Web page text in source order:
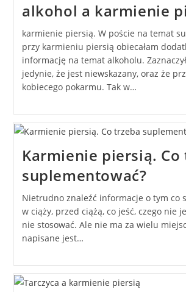
alkohol a karmienie
karmienie piersią. W poście na temat
przy karmieniu piersią obiecałam
informację na temat alkoholu.
jedynie, że jest niewskazany, oraz że
kobiecego pokarmu. Tak w…
Karmienie piersią. Co
suplementować?
Nietrudno znaleźć informacje o tym co
w ciąży, przed ciążą, co jeść, czego nie
nie stosować. Ale nie ma za wielu
napisane jest…